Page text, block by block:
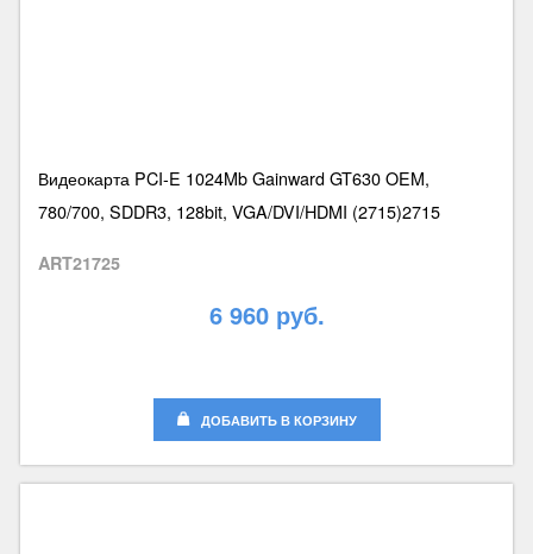
Видеокарта PCI-E 1024Mb Gainward GT630 OEM,
780/700, SDDR3, 128bit, VGA/DVI/HDMI (2715)2715
ART21725
6 960 руб.
ДОБАВИТЬ В КОРЗИНУ